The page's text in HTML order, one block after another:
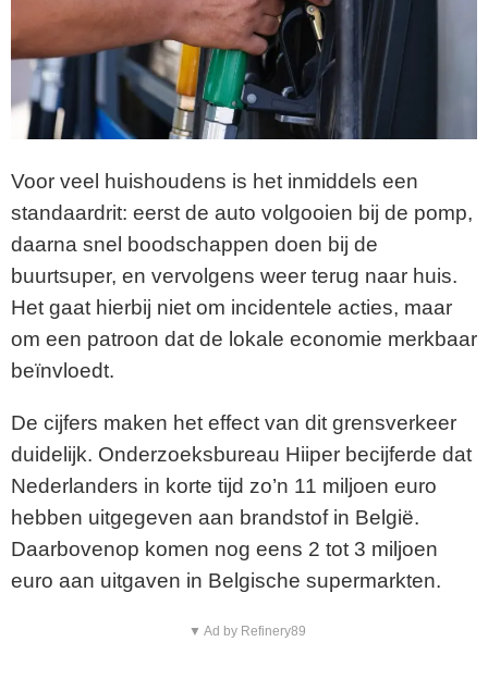
Voor veel huishoudens is het inmiddels een
standaardrit: eerst de auto volgooien bij de pomp,
daarna snel boodschappen doen bij de
buurtsuper, en vervolgens weer terug naar huis.
Het gaat hierbij niet om incidentele acties, maar
om een patroon dat de lokale economie merkbaar
beïnvloedt.
De cijfers maken het effect van dit grensverkeer
duidelijk. Onderzoeksbureau Hiiper becijferde dat
Nederlanders in korte tijd zo’n 11 miljoen euro
hebben uitgegeven aan brandstof in België.
Daarbovenop komen nog eens 2 tot 3 miljoen
euro aan uitgaven in Belgische supermarkten.
▼ Ad by Refinery89